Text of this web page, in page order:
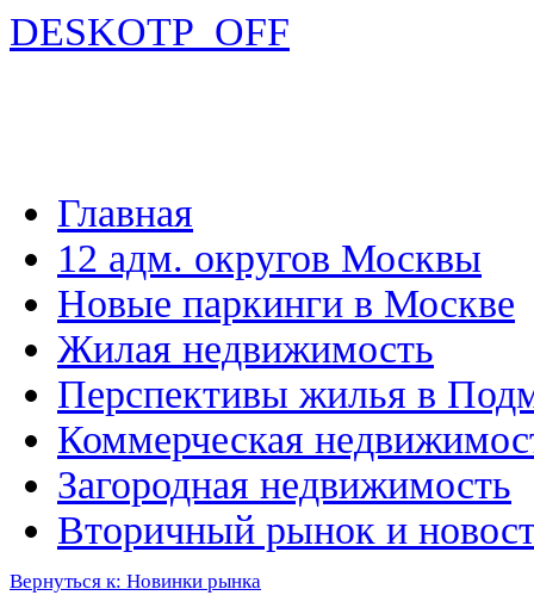
DESKOTP_OFF
Главная
12 адм. округов Москвы
Новые паркинги в Москве
Жилая недвижимость
Перспективы жилья в
Коммерческая
Загородная недвижимость
Вторичный рынок и
Вернуться к: Новинки рынка